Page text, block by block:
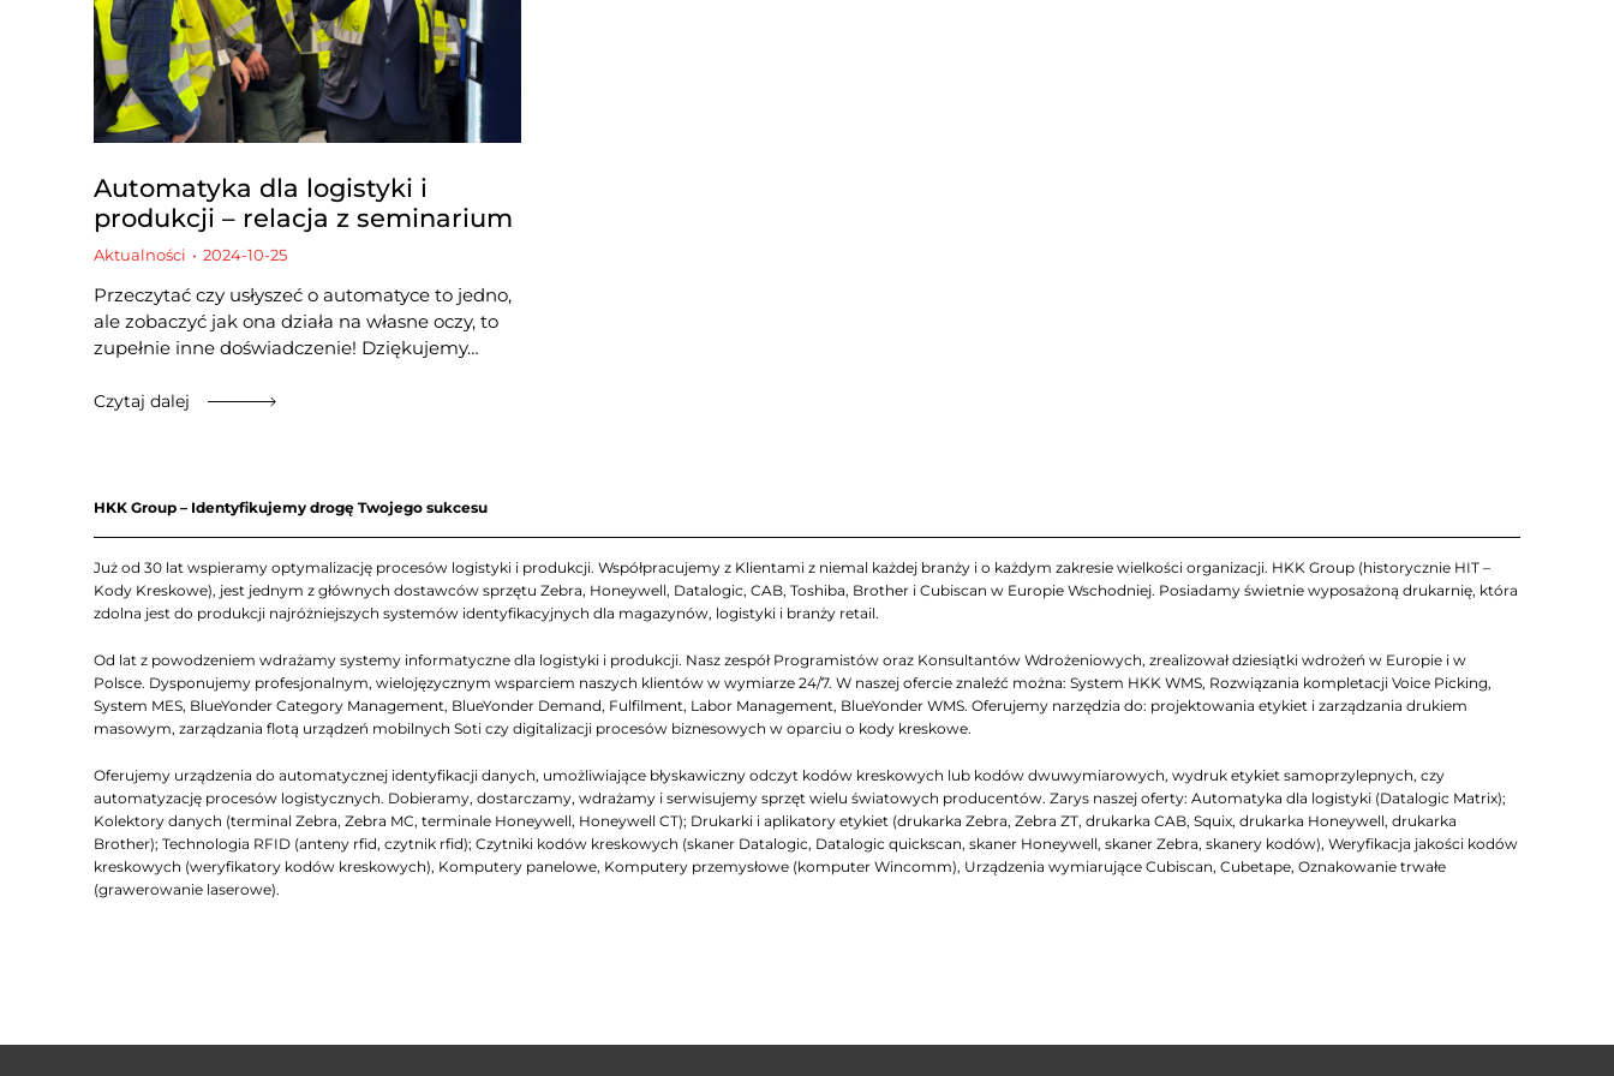
Automatyka dla logistyki i
produkcji – relacja z seminarium
Aktualności 2024-10-25
Przeczytać czy usłyszeć o automatyce to jedno,
ale zobaczyć jak ona działa na własne oczy, to
zupełnie inne doświadczenie! Dziękujemy…
Czytaj dalej
HKK Group – Identyfikujemy drogę Twojego sukcesu
Już od 30 lat wspieramy optymalizację procesów logistyki i produkcji. Współpracujemy z Klientami z niemal każdej branży i o każdym zakresie wielkości organizacji. HKK Group (historycznie HIT –
Kody Kreskowe), jest jednym z głównych dostawców sprzętu Zebra, Honeywell, Datalogic, CAB, Toshiba, Brother i Cubiscan w Europie Wschodniej. Posiadamy świetnie wyposażoną drukarnię, która
zdolna jest do produkcji najróżniejszych systemów identyfikacyjnych dla magazynów, logistyki i branży retail.
Od lat z powodzeniem wdrażamy systemy informatyczne dla logistyki i produkcji. Nasz zespół Programistów oraz Konsultantów Wdrożeniowych, zrealizował dziesiątki wdrożeń w Europie i w
Polsce. Dysponujemy profesjonalnym, wielojęzycznym wsparciem naszych klientów w wymiarze 24/7. W naszej ofercie znaleźć można: System HKK WMS, Rozwiązania kompletacji Voice Picking,
System MES, BlueYonder Category Management, BlueYonder Demand, Fulfilment, Labor Management, BlueYonder WMS. Oferujemy narzędzia do: projektowania etykiet i zarządzania drukiem
masowym, zarządzania flotą urządzeń mobilnych Soti czy digitalizacji procesów biznesowych w oparciu o kody kreskowe.
Oferujemy urządzenia do automatycznej identyfikacji danych, umożliwiające błyskawiczny odczyt kodów kreskowych lub kodów dwuwymiarowych, wydruk etykiet samoprzylepnych, czy
automatyzację procesów logistycznych. Dobieramy, dostarczamy, wdrażamy i serwisujemy sprzęt wielu światowych producentów. Zarys naszej oferty: Automatyka dla logistyki (Datalogic Matrix);
Kolektory danych (terminal Zebra, Zebra MC, terminale Honeywell, Honeywell CT); Drukarki i aplikatory etykiet (drukarka Zebra, Zebra ZT, drukarka CAB, Squix, drukarka Honeywell, drukarka
Brother); Technologia RFID (anteny rfid, czytnik rfid); Czytniki kodów kreskowych (skaner Datalogic, Datalogic quickscan, skaner Honeywell, skaner Zebra, skanery kodów), Weryfikacja jakości kodów
kreskowych (weryfikatory kodów kreskowych), Komputery panelowe, Komputery przemysłowe (komputer Wincomm), Urządzenia wymiarujące Cubiscan, Cubetape, Oznakowanie trwałe
(grawerowanie laserowe).